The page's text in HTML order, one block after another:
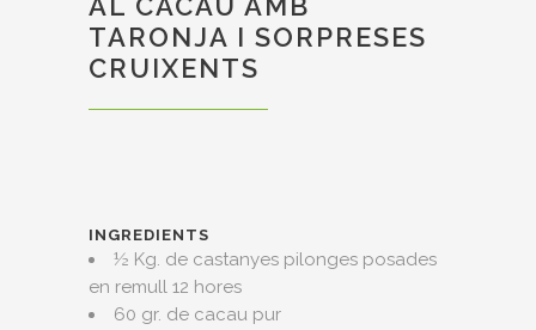
TARONJA I SORPRESES
CRUIXENTS
INGREDIENTS
½ Kg. de castanyes pilonges posades
en remull 12 hores
60 gr. de cacau pur